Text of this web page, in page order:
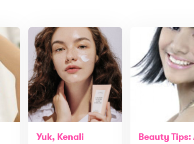
Yuk, Kenali
Beauty Tips: